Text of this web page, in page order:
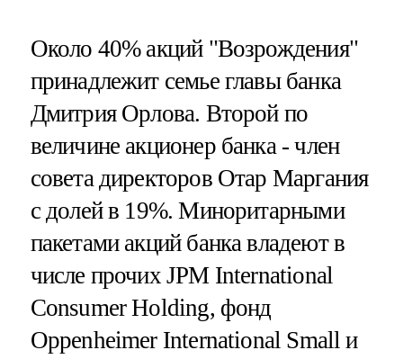
Около 40% акций "Возрождения"
принадлежит семье главы банка
Дмитрия Орлова. Второй по
величине акционер банка - член
совета директоров Отар Маргания
с долей в 19%. Миноритарными
пакетами акций банка владеют в
числе прочих JPM International
Consumer Holding, фонд
Oppenheimer International Small и